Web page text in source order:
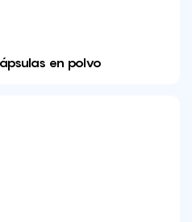
en polvo